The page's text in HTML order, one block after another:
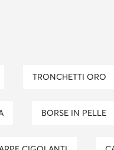
TRONCHETTI ORO
BORSE IN PELLE